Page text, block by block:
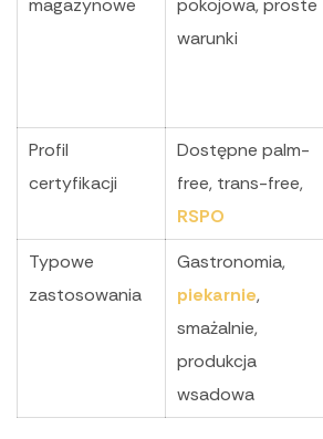
magazynowe
pokojowa, proste
warunki
Profil
certyfikacji
Dostępne palm-
free, trans-free,
RSPO
Typowe
zastosowania
Gastronomia,
piekarnie,
smażalnie,
produkcja
wsadowa